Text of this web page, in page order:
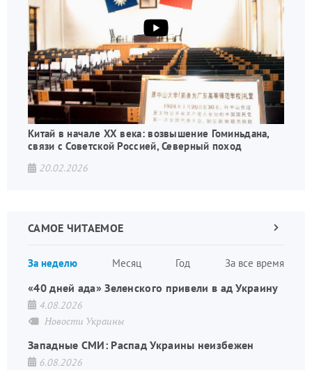
Китай в начале XX века: возвышение Гоминьдана,
связи с Советской Россией, Северный поход
20.02.2026
САМОЕ ЧИТАЕМОЕ
За неделю Месяц Год За все время
Следующая
«40 дней ада» Зеленского привели в ад Украину
4.08.2026
Новости Украины
Западные СМИ: Распад Украины неизбежен
6.08.2026